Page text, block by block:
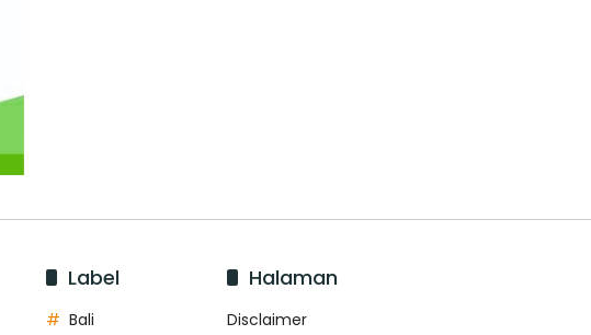
Label
Bali
Halaman
Disclaimer